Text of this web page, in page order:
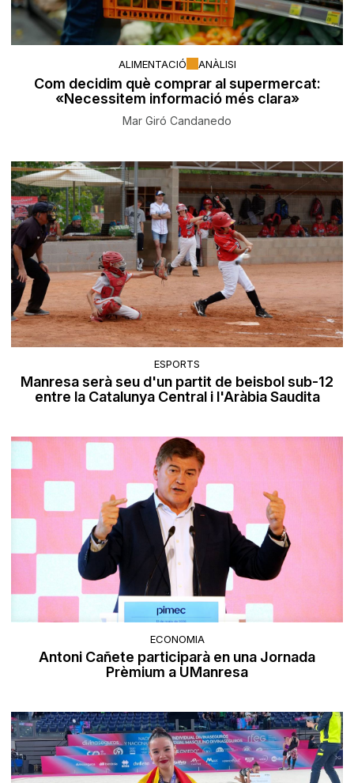
ALIMENTACIÓ ANÀLISI
Com decidim què comprar al supermercat:
«Necessitem informació més clara»
Mar Giró Candanedo
ESPORTS
Manresa serà seu d'un partit de beisbol sub-12
entre la Catalunya Central i l'Aràbia Saudita
ECONOMIA
Antoni Cañete participarà en una Jornada
Prèmium a UManresa